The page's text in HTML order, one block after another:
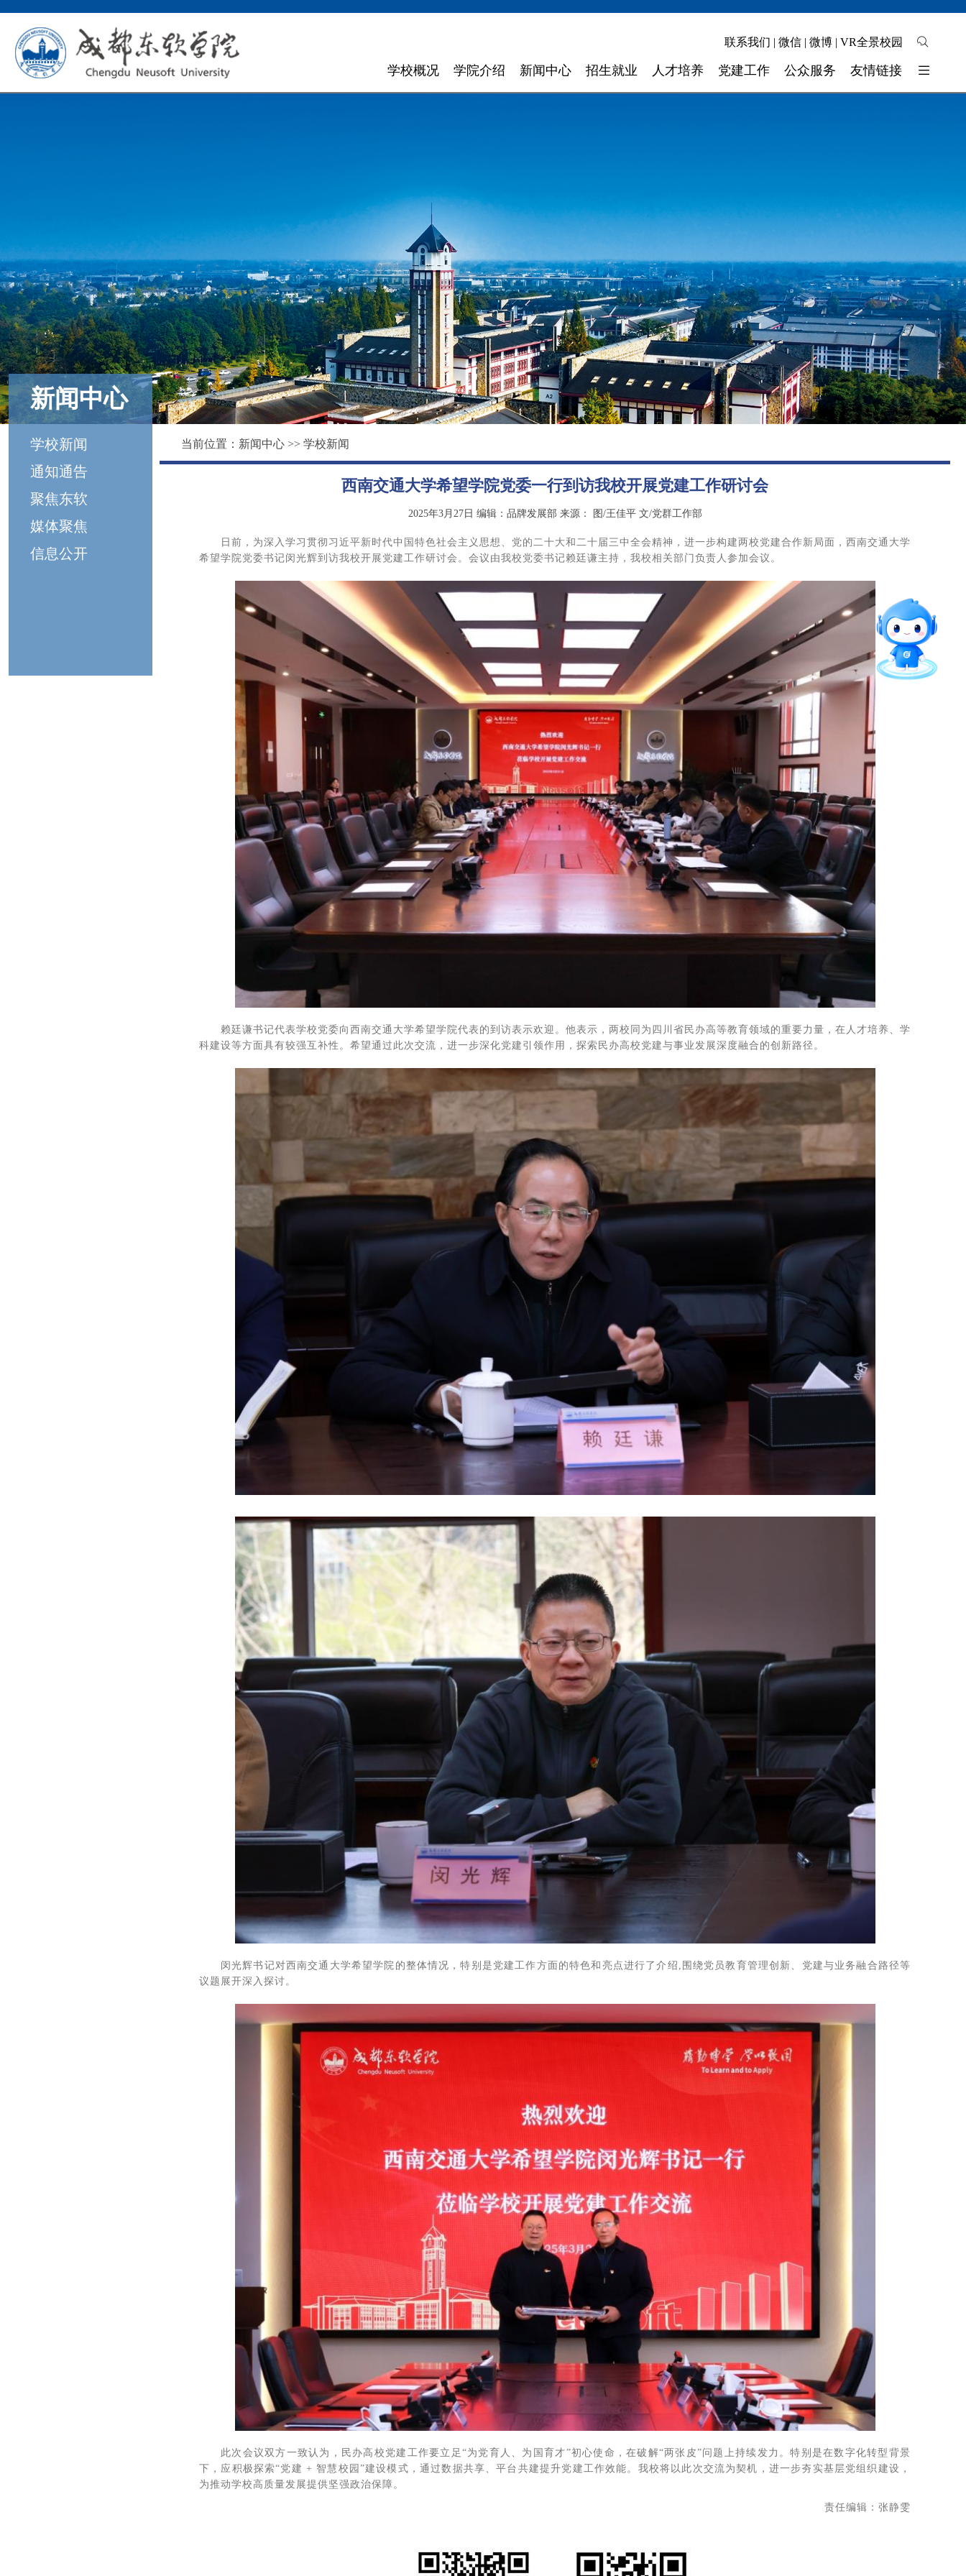
联系我们 | 微信 | 微博 | VR全景校园
学校概况
组织机构
理念特色
大 事 记
领导关怀
校园环境
影像东软
大学精神
学院介绍
数字艺术与设计学院
外国语学院
健康医疗科技学院
数智应用技术学院
国际教育学院
数据科学与基础学院
马克思主义学院
继续教育（培训）学院
退役军人教育学院
新闻中心
媒体聚焦
招生就业 人才培养
校 团 委
师资力量
奖助学金
图书馆
后勤保障
党建工作 公众服务
联系我们
友情链接
四川省高校网络理政平台
新闻中心
学校新闻
通知通告
聚焦东软
媒体聚焦
信息公开
当前位置： 新闻中心 >> 学校新闻
西南交通大学希望学院党委一行到访我校开展党建工作研讨会
2025年3月27日 编辑：品牌发展部 来源： 图/王佳平 文/党群工作部
日前，为深入学习贯彻习近平新时代中国特色社会主义思想、党的二十大和二十届三中全会精神，进一步构建两校党建合作新局面，西南交通大学
希望学院党委书记闵光辉到访我校开展党建工作研讨会。会议由我校党委书记赖廷谦主持，我校相关部门负责人参加会议。
赖廷谦书记代表学校党委向西南交通大学希望学院代表的到访表示欢迎。他表示，两校同为四川省民办高等教育领域的重要力量，在人才培养、学
科建设等方面具有较强互补性。希望通过此次交流，进一步深化党建引领作用，探索民办高校党建与事业发展深度融合的创新路径。
闵光辉书记对西南交通大学希望学院的整体情况，特别是党建工作方面的特色和亮点进行了介绍,围绕党员教育管理创新、党建与业务融合路径等
议题展开深入探讨。
此次会议双方一致认为，民办高校党建工作要立足“为党育人、为国育才”初心使命，在破解“两张皮”问题上持续发力。特别是在数字化转型背景
下，应积极探索“党建 + 智慧校园”建设模式，通过数据共享、平台共建提升党建工作效能。我校将以此次交流为契机，进一步夯实基层党组织建设，
为推动学校高质量发展提供坚强政治保障。
责任编辑：张静雯
留言板